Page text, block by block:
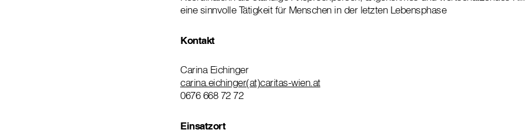
eine sinnvolle Tätigkeit für Menschen in der letzten Lebensphase
Kontakt
Carina Eichinger
carina.eichinger(at)caritas-wien.at
0676 668 72 72
Einsatzort